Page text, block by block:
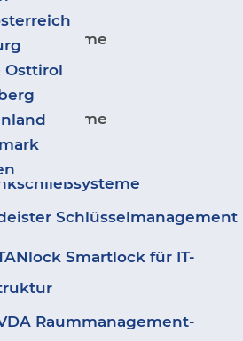
Sport & Freizeit
& Handel
& Coliving
IDM -
VISECCA
disecca
Produkte
Schlüsselmanagement
Smartlock für IT-
Raummanagement-
Osttirol
Die